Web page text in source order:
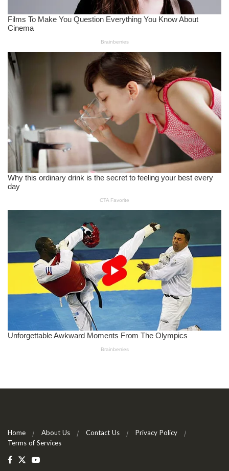
Home About Us Contact Us
Privacy Policy
Terms of Services